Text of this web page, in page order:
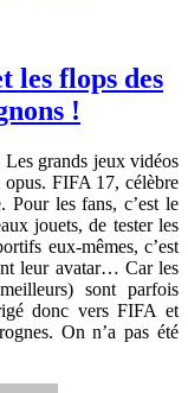
les flops des
!
Les grands jeux vidéos
FIFA 17, célèbre
Pour les fans, c’est le
jouets, de tester les
eux-mêmes, c’est
leur avatar… Car les
sont parfois
donc vers FIFA et
On n’a pas été